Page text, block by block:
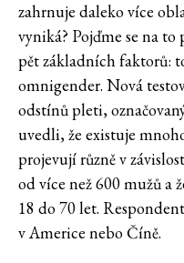
zahrnuje daleko více
vyniká? Pojďme se na
pět základních faktorů:
omnigender. Nová
odstínů pleti,
uvedli, že existuje
projevují různě v
od více než 600 mužů a
18 do 70 let.
v Americe nebo Číně.